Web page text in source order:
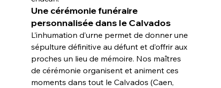
Une cérémonie funéraire
personnalisée dans le Calvados
L’inhumation d’urne permet de donner une
sépulture définitive au défunt et d’offrir aux
proches un lieu de mémoire. Nos maîtres
de cérémonie organisent et animent ces
moments dans tout le Calvados (Caen,